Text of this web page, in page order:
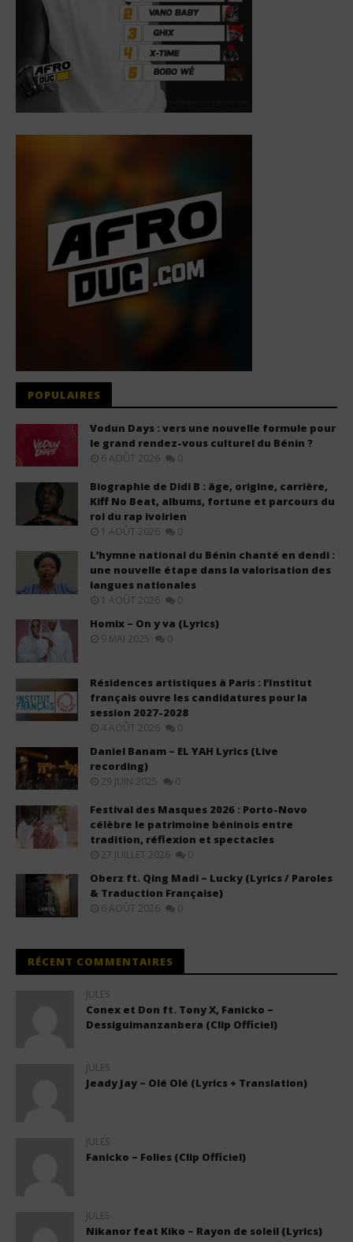
POPULAIRES
Vodun Days : vers une nouvelle formule pour
le grand rendez-vous culturel du Bénin ?
6 AOÛT 2026 0
Biographie de Didi B : âge, origine, carrière,
Kiff No Beat, albums, fortune et parcours du
roi du rap ivoirien
1 AOÛT 2026 0
L’hymne national du Bénin chanté en dendi :
une nouvelle étape dans la valorisation des
langues nationales
1 AOÛT 2026 0
Homix – On y va (Lyrics)
9 MAI 2025 0
Résidences artistiques à Paris : l’Institut
français ouvre les candidatures pour la
session 2027-2028
4 AOÛT 2026 0
Daniel Banam – EL YAH Lyrics (Live
recording)
29 JUIN 2025 0
Festival des Masques 2026 : Porto-Novo
célèbre le patrimoine béninois entre
tradition, réflexion et spectacles
27 JUILLET 2026 0
Oberz ft. Qing Madi – Lucky (Lyrics / Paroles
& Traduction Française)
6 AOÛT 2026 0
RÉCENT COMMENTAIRES
JULES
Conex et Don ft. Tony X, Fanicko –
Dessiguimanzanbera (Clip Officiel)
JULES
Jeady Jay – Olé Olé (Lyrics + Translation)
JULES
Fanicko – Folies (Clip Officiel)
JULES
Nikanor feat Kiko – Rayon de soleil (Lyrics)